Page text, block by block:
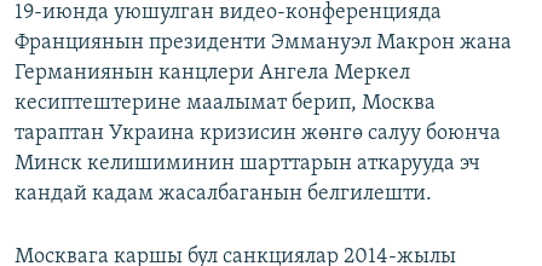
19-июнда уюшулган видео-конференцияда
Франциянын президенти Эммануэл Макрон жана
Германиянын канцлери Ангела Меркел
кесиптештерине маалымат берип, Москва
тараптан Украина кризисин жөнгө салуу боюнча
Минск келишиминин шарттарын аткарууда эч
кандай кадам жасалбаганын белгилешти.
Москвага каршы бул санкциялар 2014-жылы